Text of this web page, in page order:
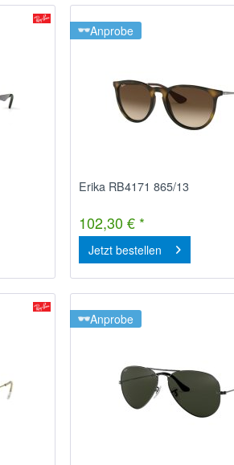
Anprobe
Erika RB4171 865/13
102,30 € *
Jetzt bestellen
Anprobe